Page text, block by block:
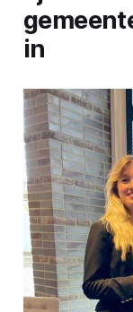
in